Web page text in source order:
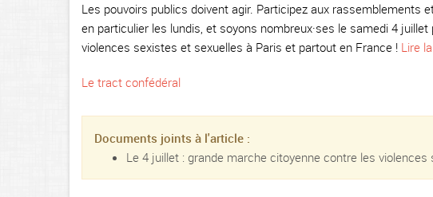
Les pouvoirs publics doivent agir. Participez aux rassemblements
en particulier les lundis, et soyons nombreux·ses le samedi 4
violences sexistes et sexuelles à Paris et partout en France ! Lire
Le tract confédéral
Documents joints à l'article :
Le 4 juillet : grande marche citoyenne contre les